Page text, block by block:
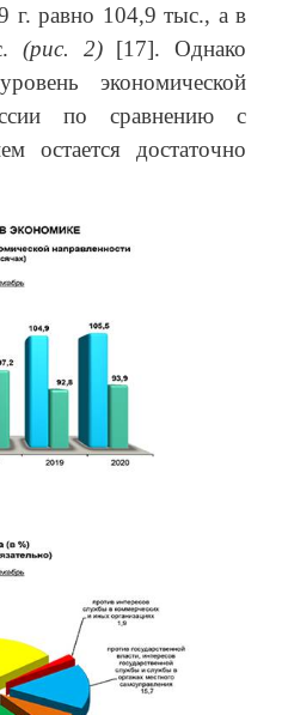
г. равно 104,9 тыс., а в
(рис. 2)[17]. Однако
экономической
по сравнению с
остается достаточно